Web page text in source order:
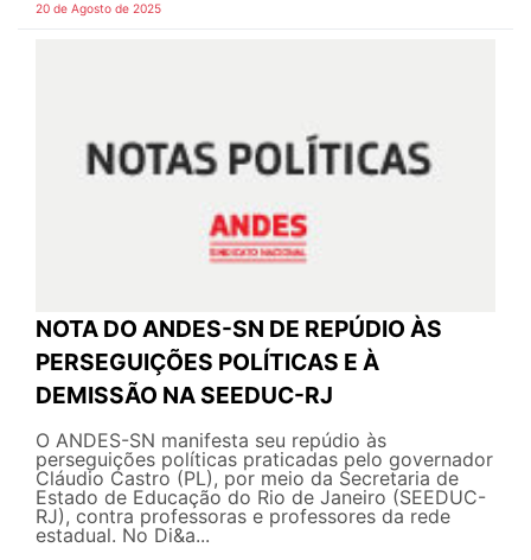
20 de Agosto de 2025
NOTA DO ANDES-SN DE REPÚDIO ÀS
PERSEGUIÇÕES POLÍTICAS E À
DEMISSÃO NA SEEDUC-RJ
O ANDES-SN manifesta seu repúdio às
perseguições políticas praticadas pelo governador
Cláudio Castro (PL), por meio da Secretaria de
Estado de Educação do Rio de Janeiro (SEEDUC-
RJ), contra professoras e professores da rede
estadual. No Di&a...